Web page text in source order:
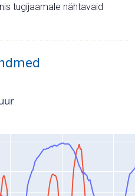
tugijaamale nähtavaid